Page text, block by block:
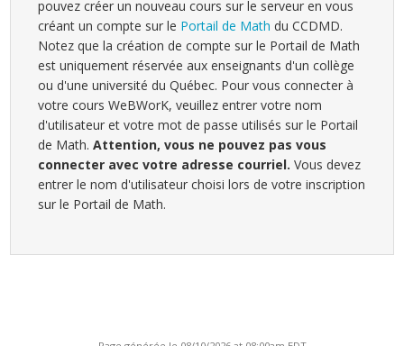
pouvez créer un nouveau cours sur le serveur en vous
créant un compte sur le Portail de Math du CCDMD.
Notez que la création de compte sur le Portail de Math
est uniquement réservée aux enseignants d'un collège
ou d'une université du Québec. Pour vous connecter à
votre cours WeBWorK, veuillez entrer votre nom
d'utilisateur et votre mot de passe utilisés sur le Portail
de Math.Attention, vous ne pouvez pas vous
connecter avec votre adresse courriel. Vous devez
entrer le nom d'utilisateur choisi lors de votre inscription
sur le Portail de Math.